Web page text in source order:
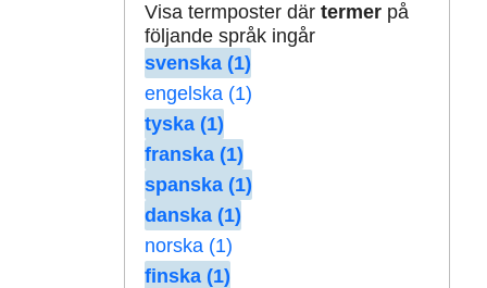
Visa termposter där termerpå
följande språk ingår
svenska (1)
engelska (1)
tyska (1)
franska (1)
spanska (1)
danska (1)
norska (1)
finska (1)